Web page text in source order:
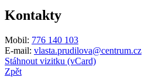
Kontakty
Mobil: 776 140 103
E-mail: vlasta.prudilova@centrum.cz
Stáhnout vizitku (vCard)
Zpět